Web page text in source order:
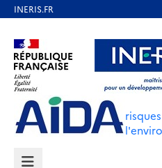
contenu
principal
Aller au contenu
Aller au pied de page
MENU